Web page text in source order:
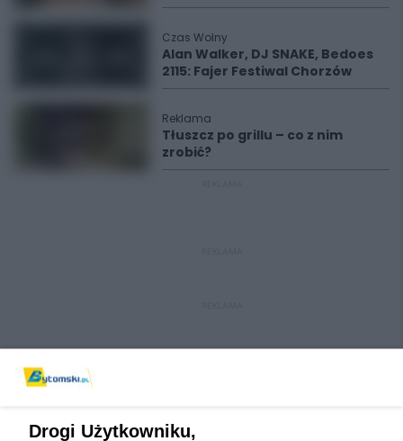
Czas Wolny
Alan Walker, DJ SNAKE, Bedoes
2115: Fajer Festiwal Chorzów
Reklama
Tłuszcz po grillu – co z nim
zrobić?
Drogi Użytkowniku,